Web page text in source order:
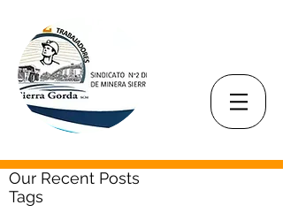
Our Recent Posts
Tags